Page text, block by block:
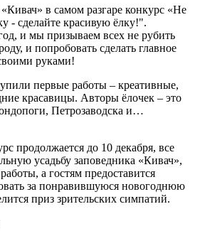
в самом разгаре конкурс «Не
- сделайте красивую ёлку!".
и мы призываем всех не рубить
и попробовать сделать главное
руками!
первые работы – креативные,
красавицы. Авторы ёлочек – это
Петрозаводска и…
продолжается до 10 декабря, все
усадьбу заповедника «Кивач»,
а гостям предоставится
за понравившуюся новогоднюю
приз зрительских симпатий.